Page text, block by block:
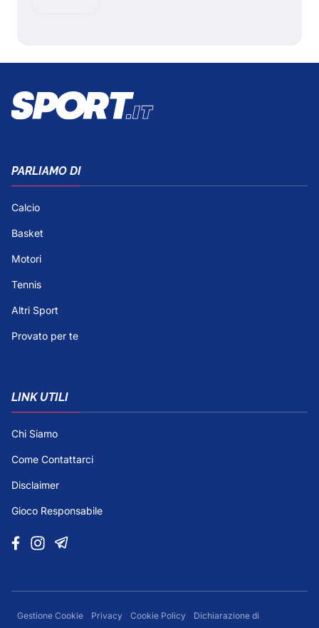
PARLIAMO DI
Calcio
Basket
Motori
Tennis
Altri Sport
Provato per te
LINK UTILI
Chi Siamo
Come Contattarci
Disclaimer
Gioco Responsabile
Gestione Cookie Privacy Cookie Policy
Dichiarazione di